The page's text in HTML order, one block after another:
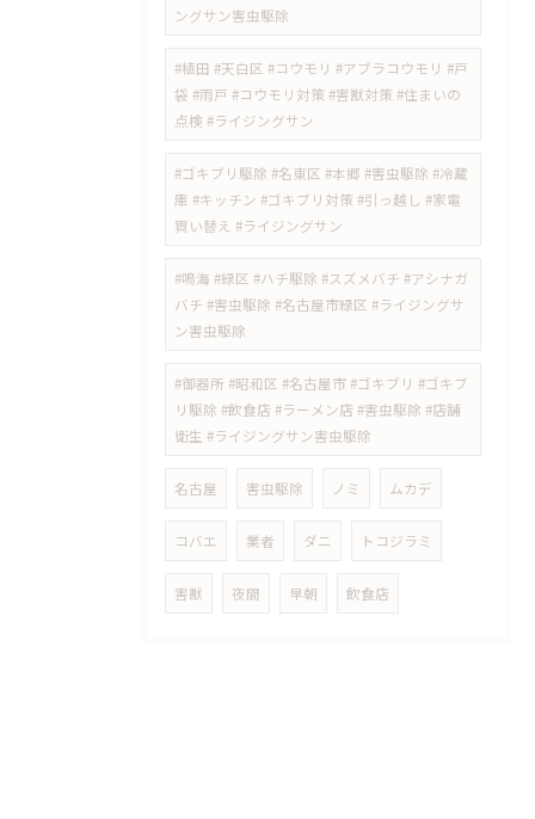
ングサン害虫駆除
#植田 #天白区 #コウモリ #アブラコウモリ #戸
袋 #雨戸 #コウモリ対策 #害獣対策 #住まいの
点検 #ライジングサン
#ゴキブリ駆除 #名東区 #本郷 #害虫駆除 #冷蔵
庫 #キッチン #ゴキブリ対策 #引っ越し #家電
買い替え #ライジングサン
#鳴海 #緑区 #ハチ駆除 #スズメバチ #アシナガ
バチ #害虫駆除 #名古屋市緑区 #ライジングサ
ン害虫駆除
#御器所 #昭和区 #名古屋市 #ゴキブリ #ゴキブ
リ駆除 #飲食店 #ラーメン店 #害虫駆除 #店舗
衛生 #ライジングサン害虫駆除
名古屋 害虫駆除 ノミ ムカデ
コバエ 業者 ダニ トコジラミ
害獣 夜間 早朝 飲食店